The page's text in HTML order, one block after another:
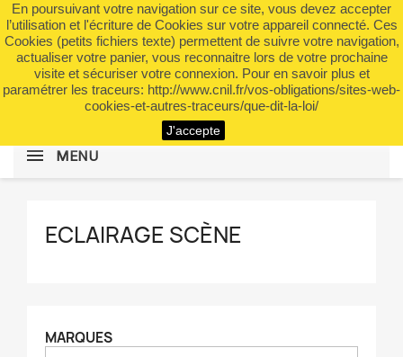
En poursuivant votre navigation sur ce site, vous devez accepter
l’utilisation et l'écriture de Cookies sur votre appareil connecté. Ces
Cookies (petits fichiers texte) permettent de suivre votre navigation,
actualiser votre panier, vous reconnaitre lors de votre prochaine
visite et sécuriser votre connexion. Pour en savoir plus et
paramétrer les traceurs: http://www.cnil.fr/vos-obligations/sites-web-
cookies-et-autres-traceurs/que-dit-la-loi/
J'accepte
 shopping_cart (0)

search
MENU
ECLAIRAGE SCÈNE
MARQUES